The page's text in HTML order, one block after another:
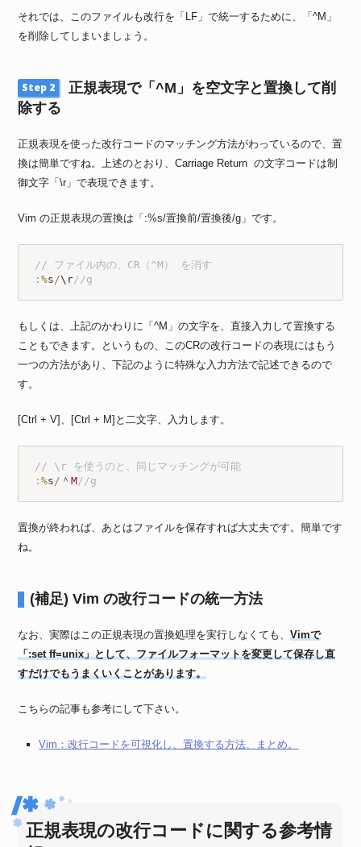
それでは、このファイルも改行を「LF」で統一するために、「^M」
を削除してしまいましょう。
Step 2
正規表現で「^M」を空文字と置換して削
除する
正規表現を使った改行コードのマッチング方法がわっているので、置
換は簡単ですね。上述のとおり、Carriage Return の文字コードは制
御文字「\r」で表現できます。
Vim の正規表現の置換は「:%s/置換前/置換後/g」です。
// ファイル内の、CR（^M） を消す
:%s/\r//g
もしくは、上記のかわりに「^M」の文字を、直接入力して置換する
こともできます。というもの、このCRの改行コードの表現にはもう
一つの方法があり、下記のように特殊な入力方法で記述できるので
す。
[Ctrl + V]、[Ctrl + M]と二文字、入力します。
// \r を使うのと、同じマッチングが可能
:%s/ ＾M//g
置換が終われば、あとはファイルを保存すれば大丈夫です。簡単です
ね。
(補足) Vim の改行コードの統一方法
なお、実際はこの正規表現の置換処理を実行しなくても、Vimで
「:set ff=unix」として、ファイルフォーマットを変更して保存し直
すだけでもうまくいくことがあります。
こちらの記事も参考にして下さい。
Vim：改行コードを可視化し、置換する方法、まとめ。
正規表現の改行コードに関する参考情